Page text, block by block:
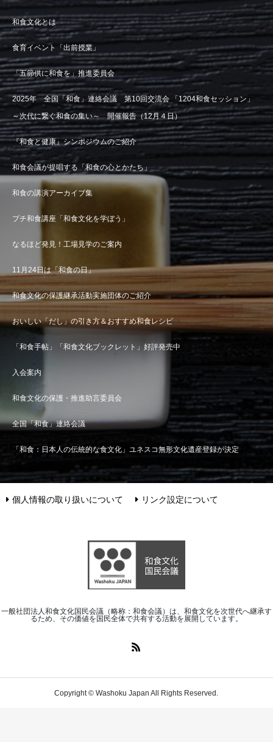
和食文化とは
食育イベント「出前授業」
「五節供に和食を」推進委員会
2025年 全国「和食」連絡会議 第10回交流会 「1204和食セッション」
～次代に繋ぐ和食の集い～ 開催報告（12月４日）
『和食と健康』シンポジウムのご紹介
和食会議が提唱する「和食の心とかたち」
和食の講演アーカイブ集
プチ和食講座「和食文化を学ぼう」
なるほど発見！工場見学のご案内
11月24日は「和食の日」
和食文化の保護継承活動実施団体のご紹介
おいしい「だし」の引き方＆おすすめ和食レシピ
「和食手帖」「和食文化ブックレット」好評発売中
入会案内
和食文化の保護・推進助言委員会
全国「和食」連絡会議
「和食：日本人の伝統的な食文化」ユネスコ無形文化遺産登録が決定
個人情報の取り扱いについて リンク設定について
一般社団法人和食文化国民会議（略称：和食会議）は、和食文化を次世代へ継承す
るため、その価値を国民全体で共有する活動を展開しています。
Copyright © Washoku Japan All Rights Reserved.